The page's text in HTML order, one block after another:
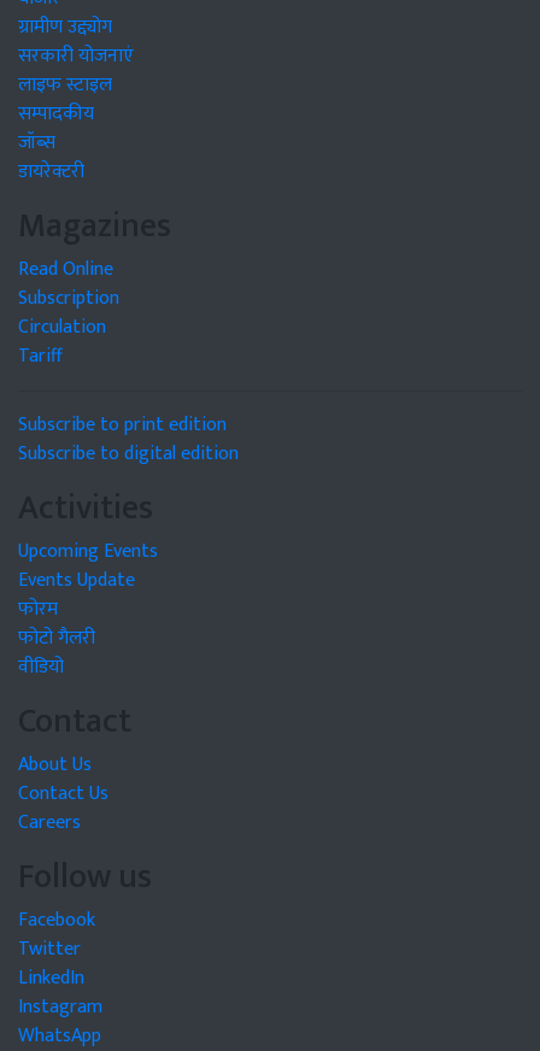
ग्रामीण उद्द्योग
सरकारी योजनाएं
लाइफ स्टाइल
सम्पादकीय
जॉब्स
डायरेक्टरी
Magazines
Read Online
Subscription
Circulation
Tariff
Subscribe to print edition
Subscribe to digital edition
Activities
Upcoming Events
Events Update
फोरम
फोटो गैलरी
वीडियो
Contact
About Us
Contact Us
Careers
Follow us
Facebook
Twitter
LinkedIn
Instagram
WhatsApp